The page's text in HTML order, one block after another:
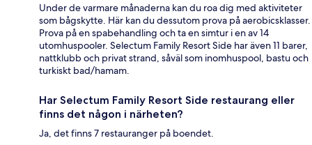
Under de varmare månaderna kan du roa dig med aktiviteter
som bågskytte. Här kan du dessutom prova på aerobicsklasser.
Prova på en spabehandling och ta en simtur i en av 14
utomhuspooler. Selectum Family Resort Side har även 11 barer,
nattklubb och privat strand, såväl som inomhuspool, bastu och
turkiskt bad/hamam.
Har Selectum Family Resort Side restaurang eller
finns det någon i närheten?
Ja, det finns 7 restauranger på boendet.